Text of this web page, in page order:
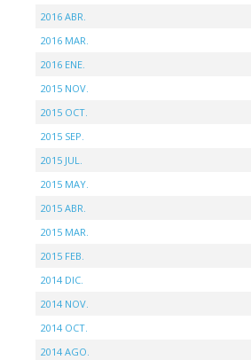
2016 ABR.
2016 MAR.
2016 ENE.
2015 NOV.
2015 OCT.
2015 SEP.
2015 JUL.
2015 MAY.
2015 ABR.
2015 MAR.
2015 FEB.
2014 DIC.
2014 NOV.
2014 OCT.
2014 AGO.